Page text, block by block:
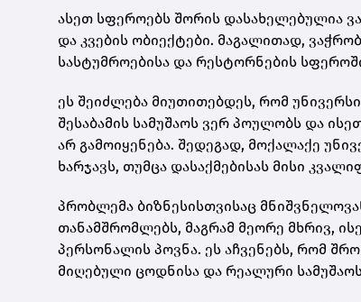
ასეთ სფეროებს შორის დასახელებულია
და კვების ობიექტები. მაგალითად,
სასტუმროებისა და რესტორნების
ეს შეიძლება მიუთითებდეს, რომ
შესაბამის სამუშაოს ვერ პოულობს და
არ გამოიყენება. შედეგად, მოქალაქე
ხარჯავს, თუმცა დასაქმებისას მისი
პრობლემა ბიზნესისთვისაც
თანამშრომლებს, მაგრამ მეორე მხრივ,
პერსონალის პოვნა. ეს აჩვენებს, რომ
მიღებული ცოდნისა და რეალური სამუშაოს